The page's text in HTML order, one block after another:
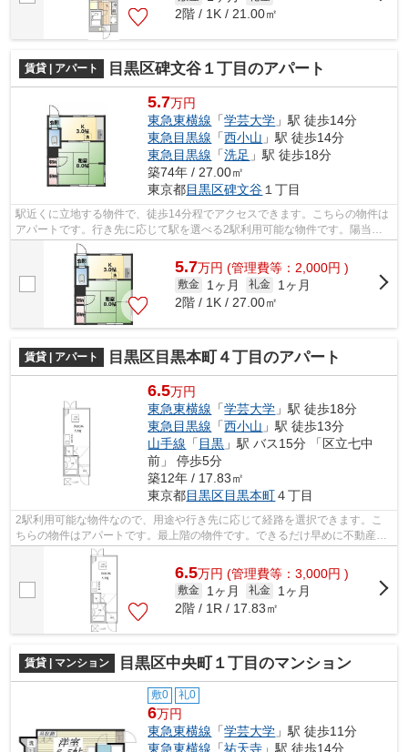
2階 / 1K / 21.00㎡
賃貸 | アパート 目黒区碑文谷１丁目のアパート
5.7万円
東急東横線 「学芸大学 」駅 徒歩14分
東急目黒線 「西小山 」駅 徒歩14分
東急目黒線 「洗足 」駅 徒歩18分
築74年 / 27.00㎡
東京都目黒区碑文谷１丁目
駅近くに立地する物件で、徒歩14分程でアクセスできます。こちらの物件は
アパートです。行き先に応じて駅を選べる2駅利用可能な物件です。陽当た
りが良いので洗濯物も乾きやすい物件で...
5.7万円 (管理費等：2,000円 )
敷金 1ヶ月 礼金
1ヶ月
2階 / 1K / 27.00㎡
賃貸 | アパート 目黒区目黒本町４丁目のアパート
6.5万円
東急東横線 「学芸大学 」駅 徒歩18分
東急目黒線 「西小山 」駅 徒歩13分
山手線 「 目黒 」駅 バス15分 「区立七中
前」 停歩5分
築12年 / 17.83㎡
東京都目黒区目黒本町４丁目
2駅利用可能な物件なので、用途や行き先に応じて経路を選択できます。こ
ちらの物件はアパートです。最上階の物件です。できるだけ早めに不動産情
報を集めたい方は当社スタッフまでご連...
6.5万円 (管理費等：3,000円 )
敷金 1ヶ月 礼金
1ヶ月
2階 / 1R / 17.83㎡
賃貸 | マンション 目黒区中央町１丁目のマンション
敷0 礼0
6万円
東急東横線 「学芸大学 」駅 徒歩11分
東急東横線 「祐天寺 」駅 徒歩14分